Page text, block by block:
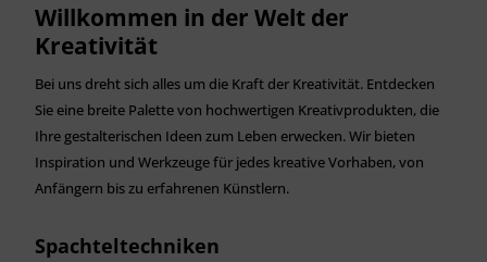
Willkommen in der Welt der
Kreativität
Bei uns dreht sich alles um die Kraft der Kreativität. Entdecken
Sie eine breite Palette von hochwertigen Kreativprodukten, die
Ihre gestalterischen Ideen zum Leben erwecken. Wir bieten
Inspiration und Werkzeuge für jedes kreative Vorhaben, von
Anfängern bis zu erfahrenen Künstlern.
Spachteltechniken